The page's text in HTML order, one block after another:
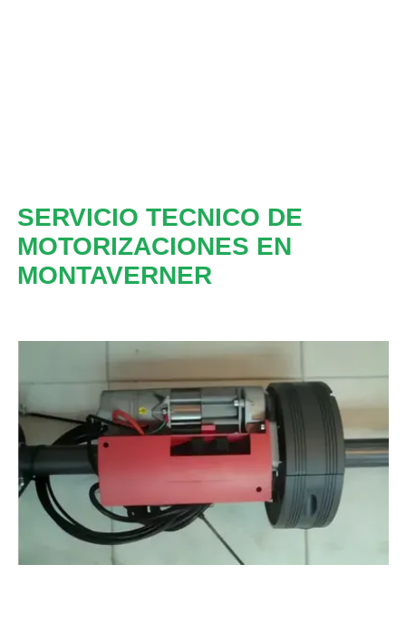
SERVICIO TECNICO DE
MOTORIZACIONES EN
MONTAVERNER